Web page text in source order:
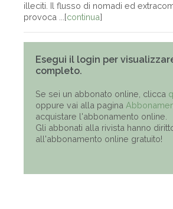
illeciti. Il flusso di nomadi ed
provoca ...[continua]
Esegui il login per
completo.
Se sei un abbonato online, clicca
oppure vai alla pagina
acquistare l'abbonamento online.
Gli abbonati alla rivista hanno
all'abbonamento online gratuito!